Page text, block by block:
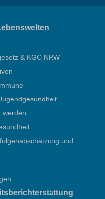
& KGC NRW
werden
und